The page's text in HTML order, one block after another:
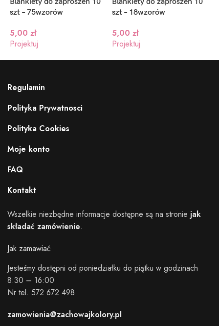
szt – 75wzorów
5,00 zł
Projektuj
szt – 18wzorów
5,00 zł
Projektuj
Regulamin
Polityka Prywatnosci
Polityka Cookies
Moje konto
FAQ
Kontakt
Wszelkie niezbędne informacje dostępne są na stronie jak
składać zamówienie.
Jak zamawiać
Jesteśmy dostępni od poniedziałku do piątku w godzinach
8:30 – 16:00
Nr tel. 572 672 498
zamowienia@zachowajkolory.pl